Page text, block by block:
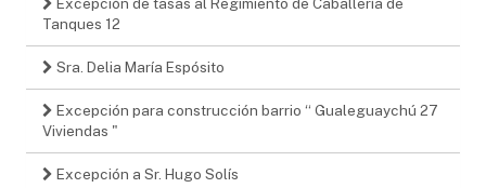
Tanques 12
Sra. Delia María Espósito
Excepción para construcción barrio “ Gualeguaychú 27
Viviendas "
Excepción a Sr. Hugo Solís